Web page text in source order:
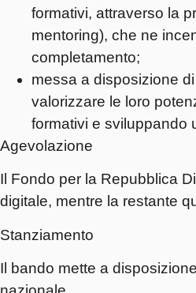
formativi, attraverso la
mentoring), che ne
completamento;
messa a disposizione
valorizzare le loro
formativi e sviluppando
Agevolazione
Il Fondo per la Repubblica
digitale, mentre la restante
Stanziamento
Il bando mette a